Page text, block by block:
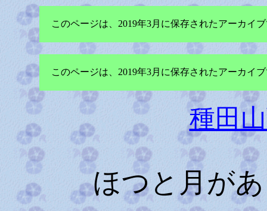
このページは、2019年3月に保存されたアーカイ
このページは、2019年3月に保存されたアーカイ
種田
ほつと月が